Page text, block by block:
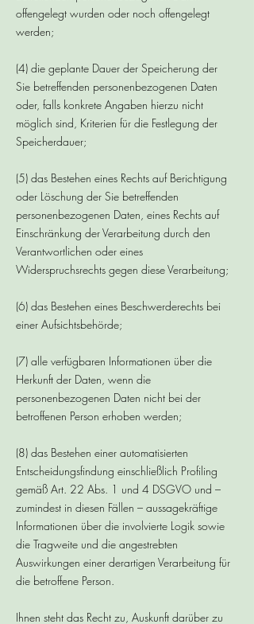
offengelegt wurden oder noch offengelegt
werden;
(4) die geplante Dauer der Speicherung der
Sie betreffenden personenbezogenen Daten
oder, falls konkrete Angaben hierzu nicht
möglich sind, Kriterien für die Festlegung der
Speicherdauer;
(5) das Bestehen eines Rechts auf Berichtigung
oder Löschung der Sie betreffenden
personenbezogenen Daten, eines Rechts auf
Einschränkung der Verarbeitung durch den
Verantwortlichen oder eines
Widerspruchsrechts gegen diese Verarbeitung;
(6) das Bestehen eines Beschwerderechts bei
einer Aufsichtsbehörde;
(7) alle verfügbaren Informationen über die
Herkunft der Daten, wenn die
personenbezogenen Daten nicht bei der
betroffenen Person erhoben werden;
(8) das Bestehen einer automatisierten
Entscheidungsfindung einschließlich Profiling
gemäß Art. 22 Abs. 1 und 4 DSGVO und –
zumindest in diesen Fällen – aussagekräftige
Informationen über die involvierte Logik sowie
die Tragweite und die angestrebten
Auswirkungen einer derartigen Verarbeitung für
die betroffene Person.
Ihnen steht das Recht zu, Auskunft darüber zu